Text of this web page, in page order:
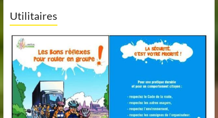
Utilitaires